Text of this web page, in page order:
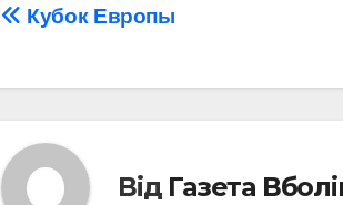
Навігація
Кубок Европы
Від Газета